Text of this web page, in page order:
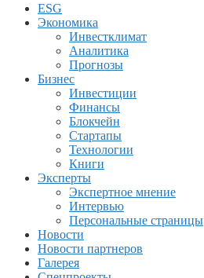
ESG
Экономика
Инвестклимат
Аналитика
Прогнозы
Бизнес
Инвестиции
Финансы
Блокчейн
Стартапы
Технологии
Книги
Эксперты
Экспертное мнение
Интервью
Персональные страницы
Новости
Новости партнеров
Галерея